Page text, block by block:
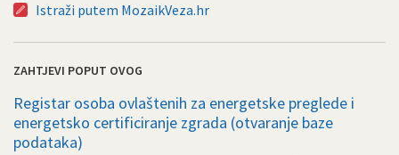
Istraži putem MozaikVeza.hr
ZAHTJEVI POPUT OVOG
Registar osoba ovlaštenih za energetske preglede i
energetsko certificiranje zgrada (otvaranje baze
podataka)